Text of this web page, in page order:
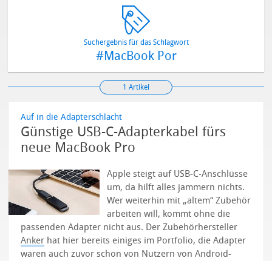
Suchergebnis für das Schlagwort
#MacBook Por
1 Artikel
Auf in die Adapterschlacht
Günstige USB-C-Adapterkabel fürs
neue MacBook Pro
Apple steigt auf USB-C-Anschlüsse
um, da hilft alles jammern nichts.
Wer weiterhin mit „altem“ Zubehör
arbeiten will, kommt ohne die
passenden Adapter nicht aus. Der Zubehörhersteller
Anker hat hier bereits einiges im Portfolio, die Adapter
waren auch zuvor schon von Nutzern von Android-